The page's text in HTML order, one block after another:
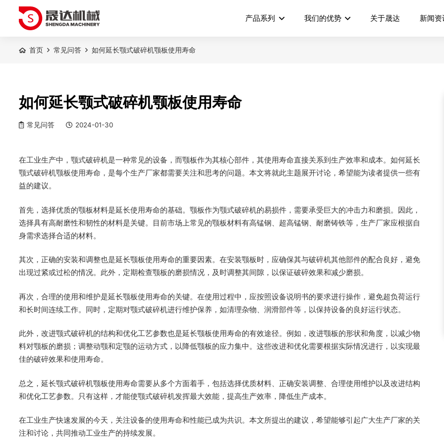
产品系列 我们的优势 关于晟达 新闻资
首页 常见问答 如何延长颚式破碎机颚板使用寿命
如何延长颚式破碎机颚板使用寿命
常见问答 2024-01-30
在工业生产中，颚式破碎机是一种常见的设备，而颚板作为其核心部件，其使用寿命直接关系到生产效率和成本。如何延长
颚式破碎机颚板使用寿命，是每个生产厂家都需要关注和思考的问题。本文将就此主题展开讨论，希望能为读者提供一些有
益的建议。
首先，选择优质的颚板材料是延长使用寿命的基础。颚板作为颚式破碎机的易损件，需要承受巨大的冲击力和磨损。因此，
选择具有高耐磨性和韧性的材料是关键。目前市场上常见的颚板材料有高锰钢、超高锰钢、耐磨铸铁等，生产厂家应根据自
身需求选择合适的材料。
其次，正确的安装和调整也是延长颚板使用寿命的重要因素。在安装颚板时，应确保其与破碎机其他部件的配合良好，避免
出现过紧或过松的情况。此外，定期检查颚板的磨损情况，及时调整其间隙，以保证破碎效果和减少磨损。
再次，合理的使用和维护是延长颚板使用寿命的关键。在使用过程中，应按照设备说明书的要求进行操作，避免超负荷运行
和长时间连续工作。同时，定期对颚式破碎机进行维护保养，如清理杂物、润滑部件等，以保持设备的良好运行状态。
此外，改进颚式破碎机的结构和优化工艺参数也是延长颚板使用寿命的有效途径。例如，改进颚板的形状和角度，以减少物
料对颚板的磨损；调整动颚和定颚的运动方式，以降低颚板的应力集中。这些改进和优化需要根据实际情况进行，以实现最
佳的破碎效果和使用寿命。
总之，延长颚式破碎机颚板使用寿命需要从多个方面着手，包括选择优质材料、正确安装调整、合理使用维护以及改进结构
和优化工艺参数。只有这样，才能使颚式破碎机发挥最大效能，提高生产效率，降低生产成本。
在工业生产快速发展的今天，关注设备的使用寿命和性能已成为共识。本文所提出的建议，希望能够引起广大生产厂家的关
注和讨论，共同推动工业生产的持续发展。